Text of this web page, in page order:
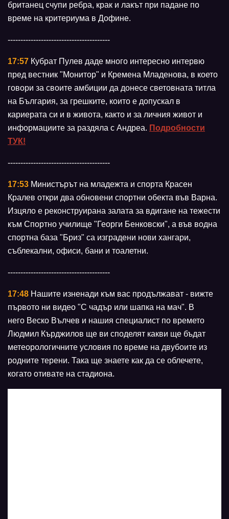
британец счупи ребра, крак и лакът при падане по
време на критериума в Дофине.
----------------------------------------
17:57 Кубрат Пулев даде много интересно интервю
пред вестник "Монитор" и Кремена Младенова, в което
говори за своите амбиции да донесе световната титла
на България, за грешките, които е допускал в
кариерата си и в живота, както и за личния живот и
информациите за раздяла с Андреа. Подробности
ТУК!
----------------------------------------
17:53 Министърът на младежта и спорта Красен
Кралев откри два обновени спортни обекта във Варна.
Изцяло е реконструирана залата за вдигане на тежести
към Спортно училище "Георги Бенковски", а във водна
спортна база "Бриз" са изградени нови хангари,
съблекални, офиси, бани и тоалетни.
----------------------------------------
17:48 Нашите изненади към вас продължават - вижте
първото ни видео "С чадър или шапка на мач". В
него Веско Вълчев и нашия специалист по времето
Людмил Кърджилов ще ви споделят какви ще бъдат
метеорологичните условия по време на двубоите из
родните терени. Така ще знаете как да се облечете,
когато отивате на стадиона.